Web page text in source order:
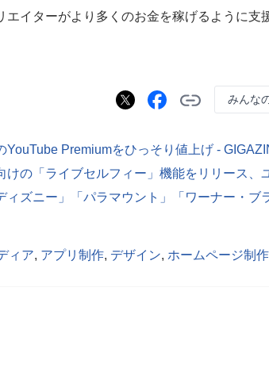
エイターがより多くのお金を稼げるように支
みんな
YouTube Premiumをひっそり値上げ -
ィア, アプリ制作, デザイン, ホームページ制作